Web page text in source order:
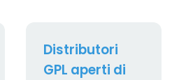
Distributori
GPL aperti di